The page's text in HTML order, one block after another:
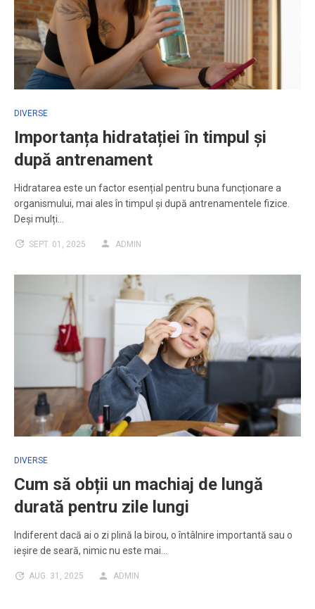
DIVERSE
Importanța hidratației în timpul și
după antrenament
Hidratarea este un factor esențial pentru buna funcționare a
organismului, mai ales în timpul și după antrenamentele fizice.
Deși mulți…
SEPT. 01, 2025 ADMIN
DIVERSE
Cum să obții un machiaj de lungă
durată pentru zile lungi
Indiferent dacă ai o zi plină la birou, o întâlnire importantă sau o
ieșire de seară, nimic nu este mai…
AUG. 31, 2025 ADMIN